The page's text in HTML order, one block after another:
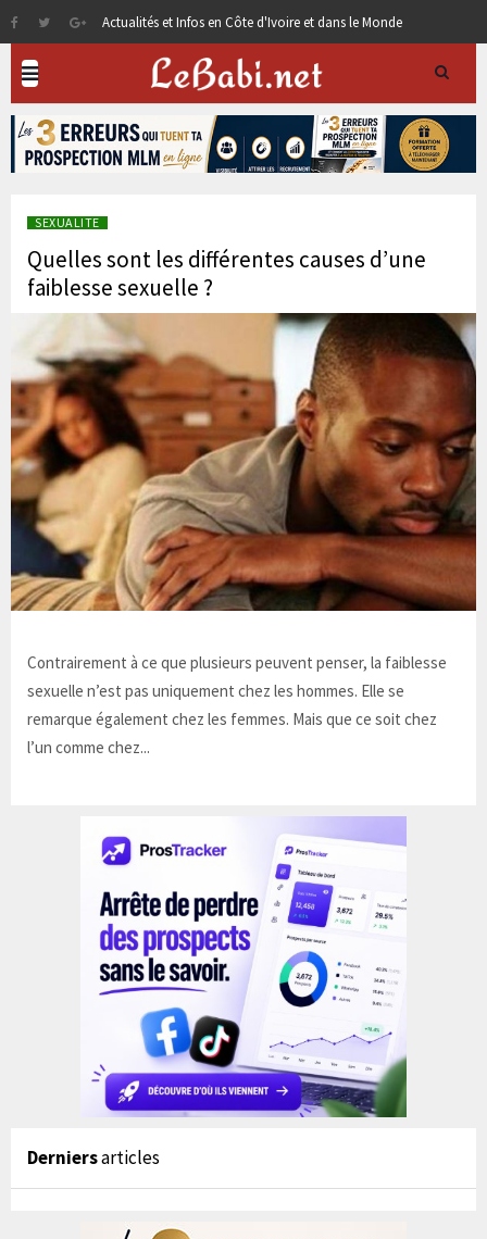
Actualités et Infos en Côte d'Ivoire et dans le Monde
SEXUALITE
Quelles sont les différentes causes d’une
faiblesse sexuelle ?
Contrairement à ce que plusieurs peuvent penser, la faiblesse
sexuelle n’est pas uniquement chez les hommes. Elle se
remarque également chez les femmes. Mais que ce soit chez
l’un comme chez...
Derniersarticles